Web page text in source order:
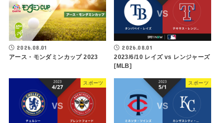
2026.08.01
アース・モンダミンカップ 2023
2026.08.01
2023/6/10 レイズ vs レンジャーズ
[MLB]
スポーツ スポーツ